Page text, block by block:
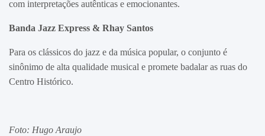
com interpretações autênticas e emocionantes.
Banda Jazz Express & Rhay Santos
Para os clássicos do jazz e da música popular, o conjunto é
sinônimo de alta qualidade musical e promete badalar as ruas do
Centro Histórico.
Foto: Hugo Araujo